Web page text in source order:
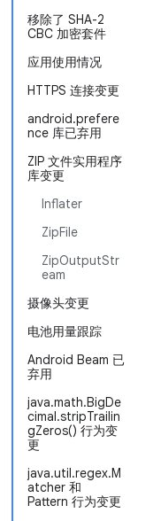
移除了 SHA-2
CBC 加密套件
应用使用情况
HTTPS 连接变更
android.prefere
nce 库已弃用
ZIP 文件实用程序
库变更
Inflater
ZipFile
ZipOutputStr
eam
摄像头变更
电池用量跟踪
Android Beam 已
弃用
java.math.BigDe
cimal.stripTrailin
gZeros() 行为变
更
java.util.regex.M
atcher 和
Pattern 行为变更